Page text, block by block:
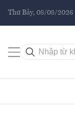
Thứ Bảy, 08/08/2026